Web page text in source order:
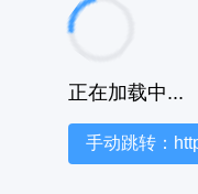
正在加载中...
手动跳转：